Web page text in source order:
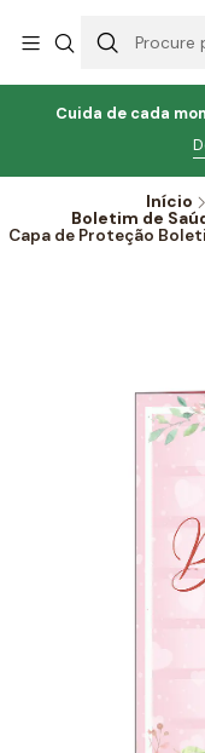
Cuida de cada
Início
Boletim de
Capa de Proteção